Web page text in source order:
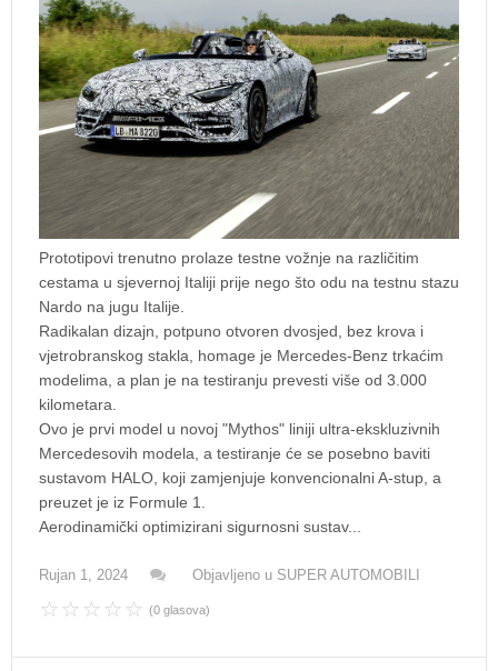
Prototipovi trenutno prolaze testne vožnje na različitim
cestama u sjevernoj Italiji prije nego što odu na testnu stazu
Nardo na jugu Italije.
Radikalan dizajn, potpuno otvoren dvosjed, bez krova i
vjetrobranskog stakla, homage je Mercedes-Benz trkaćim
modelima, a plan je na testiranju prevesti više od 3.000
kilometara.
Ovo je prvi model u novoj "Mythos" liniji ultra-ekskluzivnih
Mercedesovih modela, a testiranje će se posebno baviti
sustavom HALO, koji zamjenjuje konvencionalni A-stup, a
preuzet je iz Formule 1.
Aerodinamički optimizirani sigurnosni sustav...
Rujan 1, 2024 Objavljeno u SUPER AUTOMOBILI
(0 glasova)